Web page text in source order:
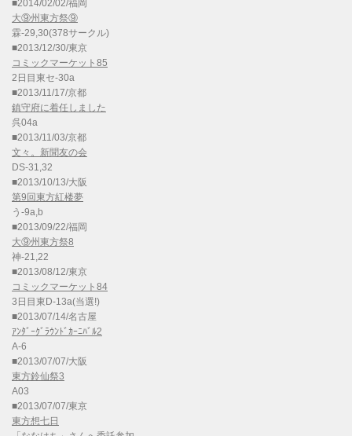
■2014/02/02/福岡
大⑨州東方祭⑨
霖-29,30(378サークル)
■2013/12/30/東京
コミックマーケット85
2日目東セ-30a
■2013/11/17/京都
鎮守府に着任しました
呉04a
■2013/11/03/京都
文々。新聞友の会
DS-31,32
■2013/10/13/大阪
第9回東方紅楼夢
う-9a,b
■2013/09/22/福岡
大⑨州東方祭8
神-21,22
■2013/08/12/東京
コミックマーケット84
3日目東D-13a(当選!)
■2013/07/14/名古屋
ｱﾝﾀﾞｰｸﾞﾗｳﾝﾄﾞｶｰﾆﾊﾞﾙ2
A-6
■2013/07/07/大阪
東方鈴仙祭3
A03
■2013/07/07/東京
東方想七日